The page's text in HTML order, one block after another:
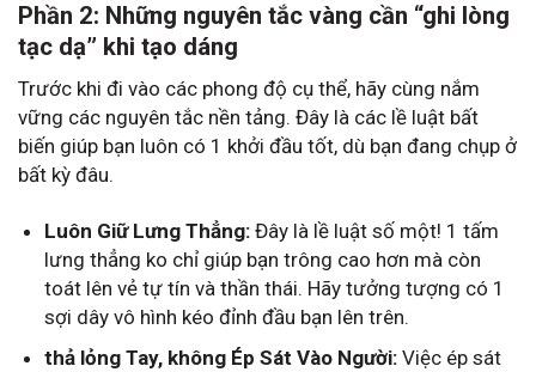
Phần 2: Những nguyên tắc vàng cần “ghi lòng
tạc dạ” khi tạo dáng
Trước khi đi vào các phong độ cụ thể, hãy cùng nắm
vững các nguyên tắc nền tảng. Đây là các lề luật bất
biến giúp bạn luôn có 1 khởi đầu tốt, dù bạn đang chụp ở
bất kỳ đâu.
Luôn Giữ Lưng Thẳng: Đây là lề luật số một! 1 tấm
lưng thẳng ko chỉ giúp bạn trông cao hơn mà còn
toát lên vẻ tự tín và thần thái. Hãy tưởng tượng có 1
sợi dây vô hình kéo đỉnh đầu bạn lên trên.
thả lỏng Tay, không Ép Sát Vào Người: Việc ép sát